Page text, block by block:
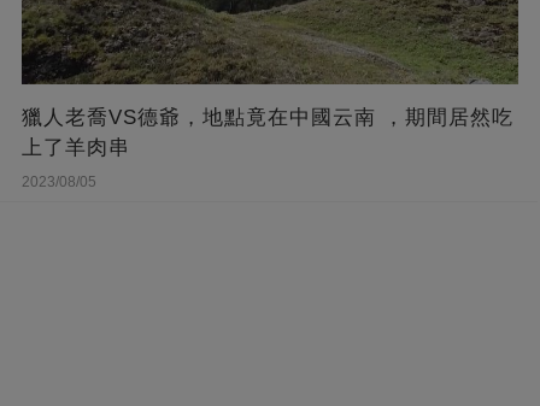
獵人老喬VS德爺，地點竟在中國云南 ，期間居然吃
上了羊肉串
2023/08/05